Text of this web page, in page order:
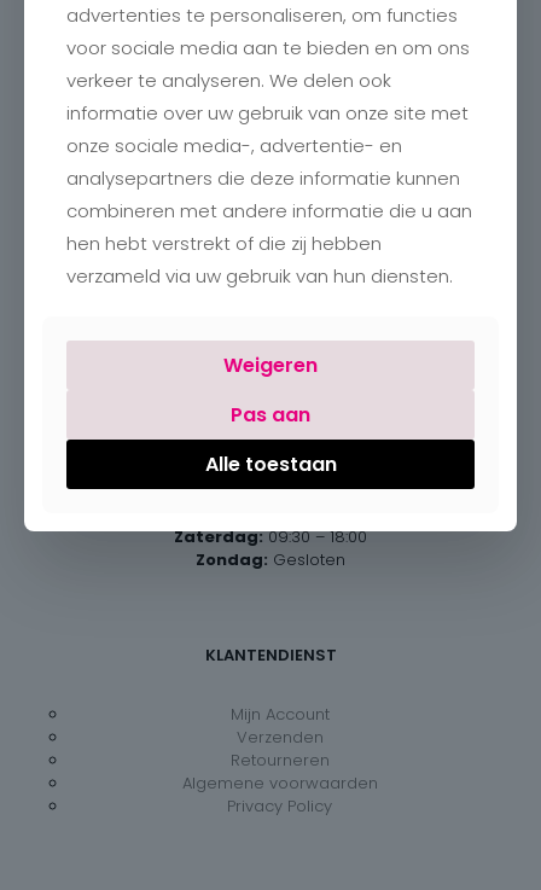
Contact
Charlotte
Romboutstraat 24
+32 89515466
info@charlottebilzen.be
Maandag: Gesloten
Zaterdag: 09:30 – 18:00
Zondag: Gesloten
KLANTENDIENST
Mijn Account
Verzenden
Retourneren
Algemene voorwaarden
Privacy Policy
advertenties te personaliseren, om functies
voor sociale media aan te bieden en om ons
verkeer te analyseren. We delen ook
informatie over uw gebruik van onze site met
onze sociale media-, advertentie- en
analysepartners die deze informatie kunnen
combineren met andere informatie die u aan
hen hebt verstrekt of die zij hebben
verzameld via uw gebruik van hun diensten.
Weigeren
Pas aan
Alle toestaan